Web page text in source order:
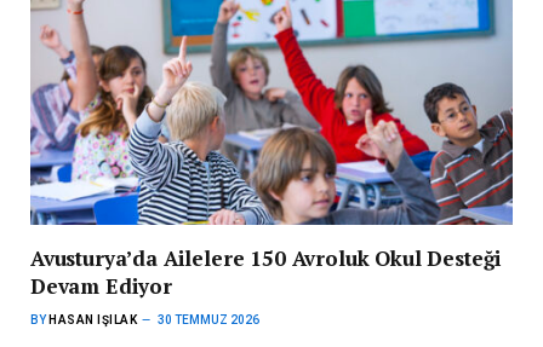
Avusturya’da Ailelere 150 Avroluk Okul Desteği
Devam Ediyor
BY HASAN IŞILAK 30 TEMMUZ 2026